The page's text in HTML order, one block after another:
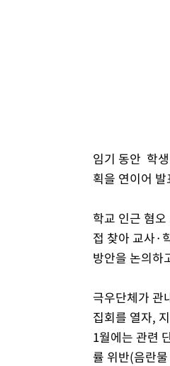
임기 동안 학
획을 연이어
학교 인근 혐
접 찾아 교사·
방안을 논의하
극우단체가 관
집회를 열자,
1월에는 관련
률 위반(음란